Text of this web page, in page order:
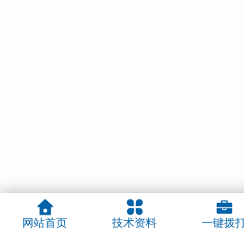
网站首页 技术资料 一键拨